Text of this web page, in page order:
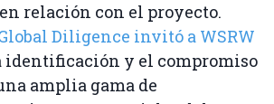
relación con el proyecto.
Diligence invitó a WSRW
identificación y el compromiso
amplia gama de